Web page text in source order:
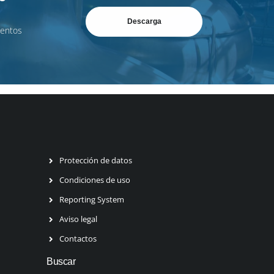
Descarga
Protección de datos
Condiciones de uso
Reporting System
Aviso legal
Contactos
Buscar